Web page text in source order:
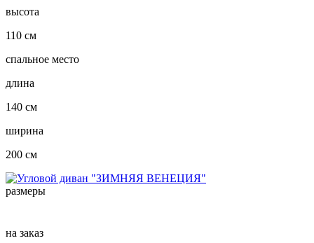
высота
110 см
спальное место
длина
140 см
ширина
200 см
размеры
на заказ